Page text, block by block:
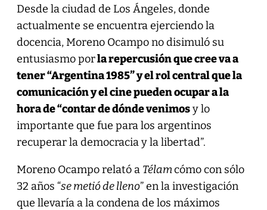
Desde la ciudad de Los Ángeles, donde
actualmente se encuentra ejerciendo la
docencia, Moreno Ocampo no disimuló su
entusiasmo porla repercusión que cree va a
tener “Argentina 1985” y el rol central que la
comunicación y el cine pueden ocupar a la
hora de “contar de dónde venimosy lo
importante que fue para los argentinos
recuperar la democracia y la libertad”.
Moreno Ocampo relató a Télamcómo con sólo
32 años “se metió de lleno” en la investigación
que llevaría a la condena de los máximos